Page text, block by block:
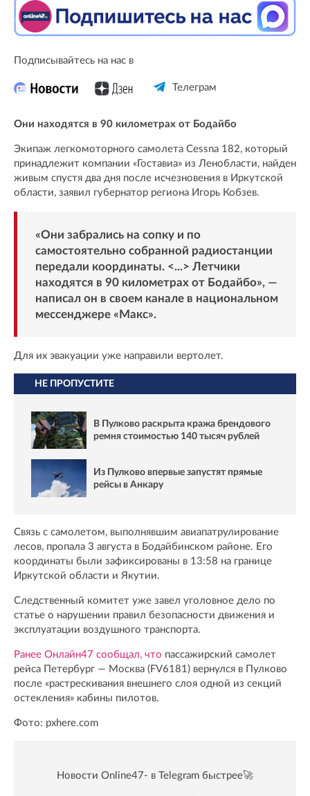
Подписывайтесь на нас в
Телеграм
Они находятся в 90 километрах от Бодайбо
Экипаж легкомоторного самолета Cessna 182, который
принадлежит компании «Гоставиа» из Ленобласти, найден
живым спустя два дня после исчезновения в Иркутской
области, заявил губернатор региона Игорь Кобзев.
«Они забрались на сопку и по
самостоятельно собранной радиостанции
передали координаты. <...> Летчики
находятся в 90 километрах от Бодайбо», —
написал он в своем канале в национальном
мессенджере « Макс».
Для их эвакуации уже направили вертолет.
НЕ ПРОПУСТИТЕ
В Пулково раскрыта кража брендового
ремня стоимостью 140 тысяч рублей
Из Пулково впервые запустят прямые
рейсы в Анкару
Связь с самолетом, выполнявшим авиапатрулирование
лесов, пропала 3 августа в Бодайбинском районе. Его
координаты были зафиксированы в 13:58 на границе
Иркутской области и Якутии.
Следственный комитет уже завел уголовное дело по
статье о нарушении правил безопасности движения и
эксплуатации воздушного транспорта.
Ранее Онлайн47 сообщал, что пассажирский самолет
рейса Петербург — Москва (FV6181) вернулся в Пулково
после «растрескивания внешнего слоя одной из секций
остекления» кабины пилотов.
Фото: pxhere.com
Новости Online47- в Telegram быстрее🚀